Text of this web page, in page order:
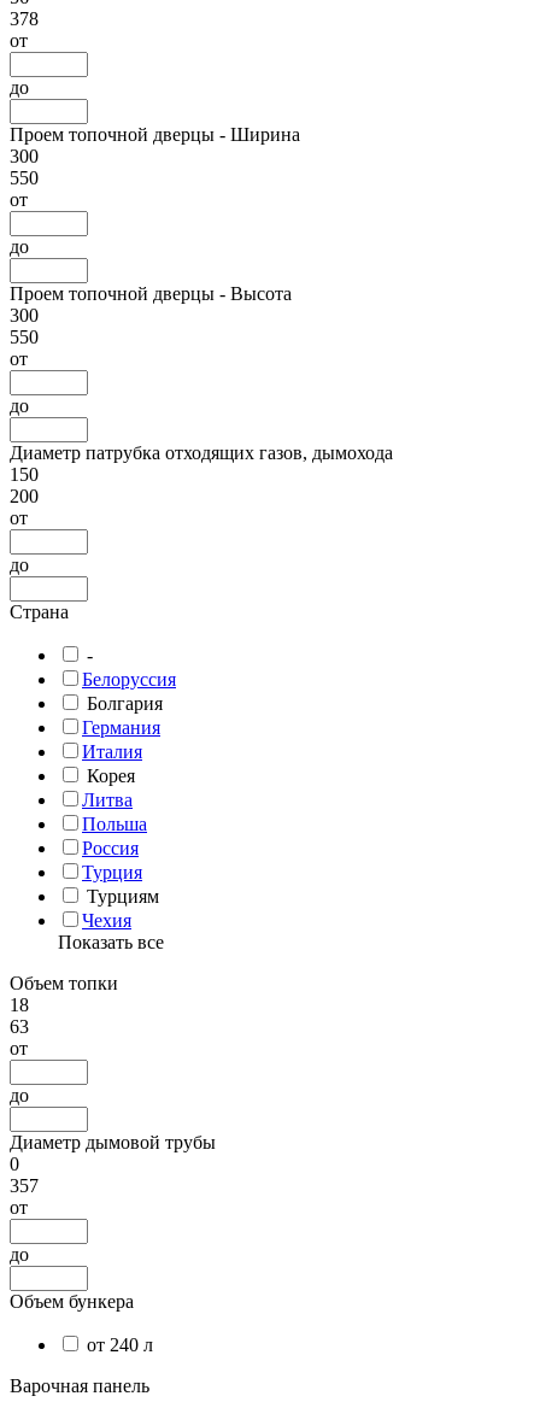
378
от
до
Проем топочной дверцы - Ширина
300
550
от
до
Проем топочной дверцы - Высота
300
550
от
до
Диаметр патрубка отходящих газов, дымохода
150
200
от
до
Страна
-
Белоруссия
Болгария
Германия
Италия
Корея
Литва
Польша
Россия
Турция
Турциям
Чехия
Показать все
Объем топки
18
63
от
до
Диаметр дымовой трубы
0
357
от
до
Объем бункера
от 240 л
Варочная панель